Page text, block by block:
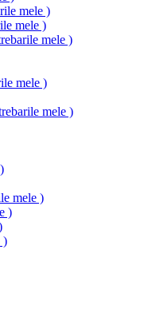
mele )
mele )
mele )
mele )
mele )
)
mele )
)
)